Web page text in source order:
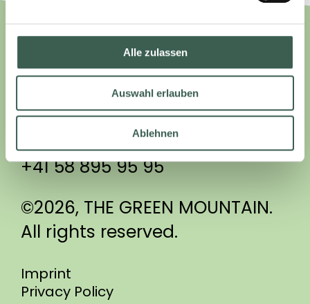
Alle zulassen
Auswahl erlauben
Ablehnen
THE GREEN MOUNTAIN
RIEDLÖSERSTRASSE 7
CH-7302 LANDQUART
info@thegreenmountain.ch
+41 58 895 95 95
©2026, THE GREEN MOUNTAIN.
All rights reserved.
Imprint
Privacy Policy